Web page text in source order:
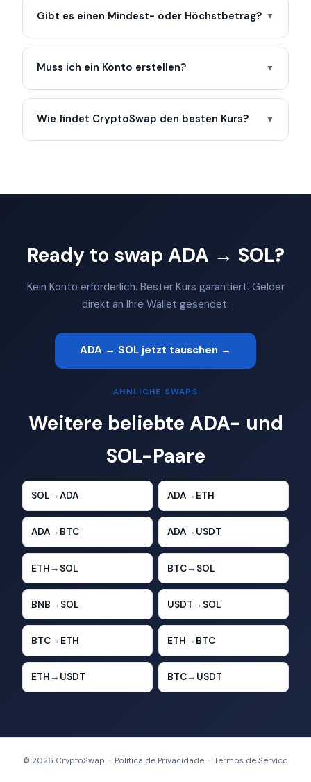
Gibt es einen Mindest- oder Höchstbetrag? ▼
Muss ich ein Konto erstellen? ▼
Wie findet CryptoSwap den besten Kurs? ▼
Ready to swap ADA → SOL?
Kein Konto erforderlich. Bester Kurs garantiert. Gelder
direkt an Ihre Wallet gesendet.
ADA → SOL jetzt tauschen →
ÄHNLICHE SWAPS
Weitere beliebte ADA- und
SOL-Paare
SOL →ADA ADA→ ETH
ADA→ BTC ADA→ USDT
ETH → SOL BTC→ SOL
BNB → SOL USDT → SOL
BTC→ ETH ETH → BTC
ETH → USDT BTC→ USDT
© 2026 CryptoSwap · Politica de Privacidade · Termos de Servico